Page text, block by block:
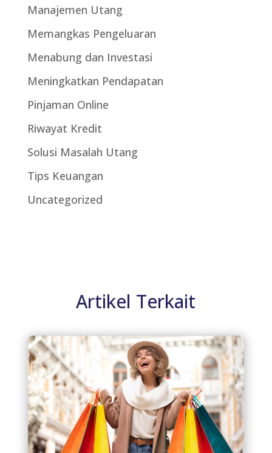
Manajemen Utang
Memangkas Pengeluaran
Menabung dan Investasi
Meningkatkan Pendapatan
Pinjaman Online
Riwayat Kredit
Solusi Masalah Utang
Tips Keuangan
Uncategorized
Artikel Terkait